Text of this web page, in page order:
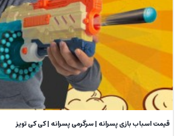
قیمت اسباب بازی پسرانه | سرگرمی پسرانه | کی کی تویز